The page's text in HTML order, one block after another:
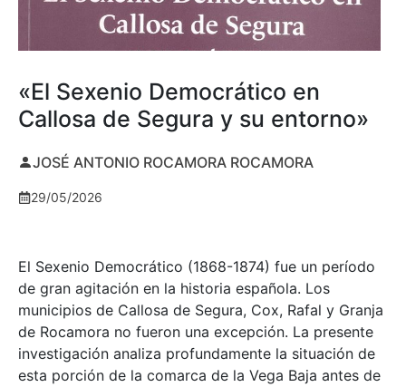
«El Sexenio Democrático en
Callosa de Segura y su entorno»
JOSÉ ANTONIO ROCAMORA ROCAMORA
29/05/2026
El Sexenio Democrático (1868-1874) fue un período
de gran agitación en la historia española. Los
municipios de Callosa de Segura, Cox, Rafal y Granja
de Rocamora no fueron una excepción. La presente
investigación analiza profundamente la situación de
esta porción de la comarca de la Vega Baja antes de